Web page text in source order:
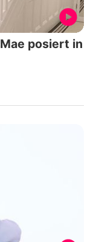
posiert in